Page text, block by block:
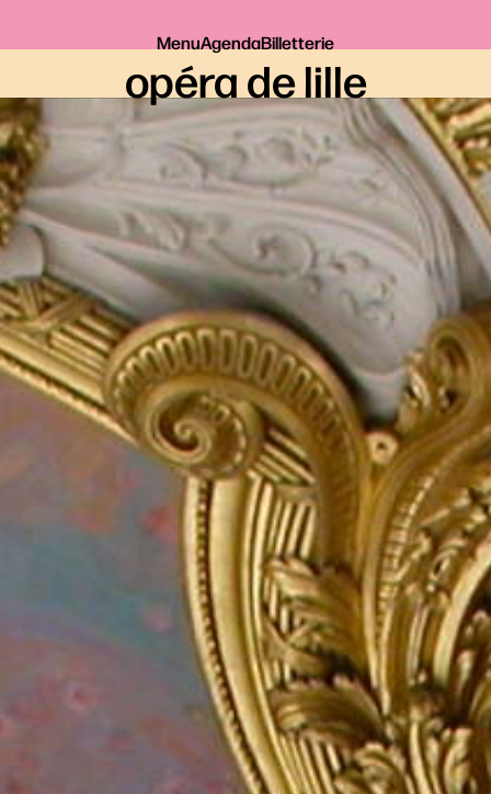
MenuAgendaBilletterie
opéra de lille